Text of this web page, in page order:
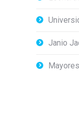
Janio